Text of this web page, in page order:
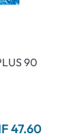
90
47.60